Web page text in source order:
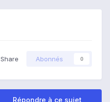
Share Abonnés 0
Répondre à ce sujet